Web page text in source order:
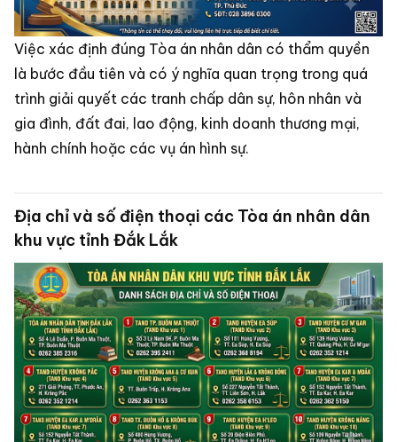
Việc xác định đúng Tòa án nhân dân có thẩm quyền
là bước đầu tiên và có ý nghĩa quan trọng trong quá
trình giải quyết các tranh chấp dân sự, hôn nhân và
gia đình, đất đai, lao động, kinh doanh thương mại,
hành chính hoặc các vụ án hình sự.
Địa chỉ và số điện thoại các Tòa án nhân dân
khu vực tỉnh Đắk Lắk